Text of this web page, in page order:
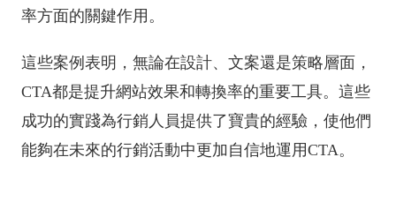
率方面的關鍵作用。
這些案例表明，無論在設計、文案還是策略層面，
CTA都是提升網站效果和轉換率的重要工具。這些
成功的實踐為行銷人員提供了寶貴的經驗，使他們
能夠在未來的行銷活動中更加自信地運用CTA。